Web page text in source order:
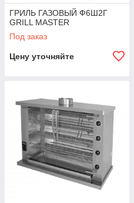
ГРИЛЬ ГАЗОВЫЙ Ф6Ш2Г
GRILL MASTER
Под заказ
Цену уточняйте